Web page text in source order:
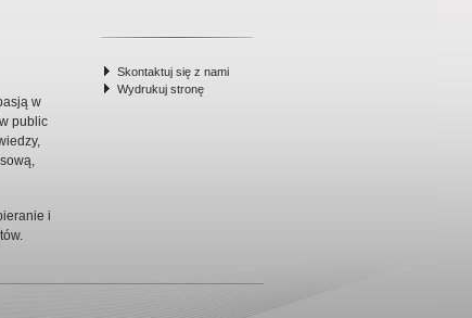
w
public
i
Skontaktuj się z nami
Wydrukuj stronę